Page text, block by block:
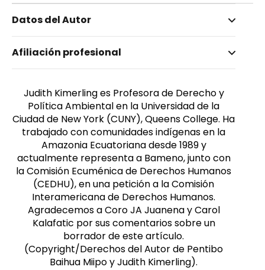
Datos del Autor
Kimerling, Judith
Femenino
Afiliación profesional
Judith Kimerling es Profesora de Derecho y
Política Ambiental en la Universidad de la
Ciudad de New York (CUNY), Queens College. Ha
trabajado con comunidades indígenas en la
Amazonia Ecuatoriana desde 1989 y
actualmente representa a Bameno, junto con
la Comisión Ecuménica de Derechos Humanos
(CEDHU), en una petición a la Comisión
Interamericana de Derechos Humanos.
Agradecemos a Coro JA Juanena y Carol
Kalafatic por sus comentarios sobre un
borrador de este artículo.
(Copyright/Derechos del Autor de Pentibo
Baihua Miipo y Judith Kimerling).